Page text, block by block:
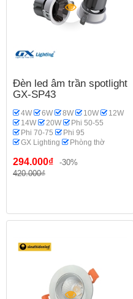
Đèn led âm trần spotlight
GX-SP43
4W 6W 8W 10W
12W
14W
20W
Phi 50-55
Phi 70-75
Phi 95
GX Lighting
Phòng thờ
294.000₫
-30%
420.000₫